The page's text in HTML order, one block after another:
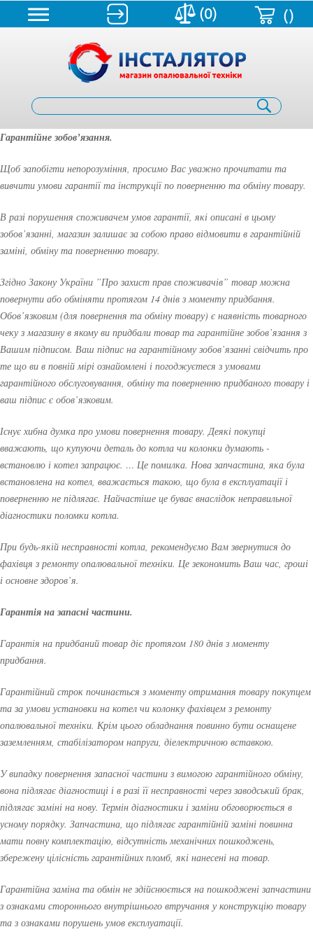
(0) ()
Гарантійне зобов’язання.
Щоб запобігти непорозуміння, просимо Вас уважно прочитати та
вивчити умови гарантії та інструкції по поверненню та обміну товару.
В разі порушення споживачем умов гарантії, які описані в цьому
зобов’язанні, магазин залишає за собою право відмовити в гарантійній
заміні, обміну та поверненню товару.
Згідно Закону України ”Про захист прав споживачів” товар можна
повернути або обміняти протягом 14 днів з моменту придбання.
Обов’язковим (для повернення та обміну товару) є наявність товарного
чеку з магазину в якому ви придбали товар та гарантійне зобов’язання з
Вашим підписом. Ваш підпис на гарантійному зобов’язанні свідчить про
те що ви в повній мірі ознайомлені і погоджуєтеся з умовами
гарантійного обслуговування, обміну та поверненню придбаного товару і
ваш підпис є обов’язковим.
Існує хибна думка про умови повернення товару. Деякі покупці
вважають, що купуючи деталь до котла чи колонки думають -
встановлю і котел запрацює. … Це помилка. Нова запчастина, яка була
встановлена на котел, вважається такою, що була в експлуатації і
поверненню не підлягає. Найчастіше це буває внаслідок неправильної
діагностики поломки котла.
При будь-якій несправності котла, рекомендуємо Вам звернутися до
фахівця з ремонту опалювальної техніки. Це зекономить Ваш час, гроші
і основне здоров’я.
Гарантія на запасні частини.
Гарантія на придбаний товар діє протягом 180 днів з моменту
придбання.
Гарантійний строк починається з моменту отримання товару покупцем
та за умови установки на котел чи колонку фахівцем з ремонту
опалювальної техніки. Крім цього обладнання повинно бути оснащене
заземленням, стабілізатором напруги, діелектричною вставкою.
У випадку повернення запасної частини з вимогою гарантійного обміну,
вона підлягає діагностиці і в разі її несправності через заводський брак,
підлягає заміні на нову. Термін діагностики і заміни обговорюється в
усному порядку. Запчастина, що підлягає гарантійній заміні повинна
мати повну комплектацію, відсутність механічних пошкоджень,
збережену цілісність гарантійних пломб, які нанесені на товар.
Гарантійна заміна та обмін не здійснюється на пошкоджені запчастини
з ознаками стороннього внутрішнього втручання у конструкцію товару
та з ознаками порушень умов експлуатації.